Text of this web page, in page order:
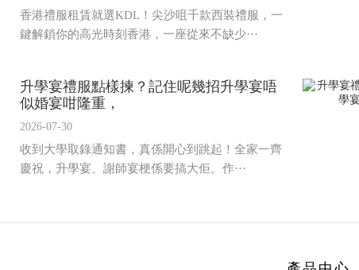
香港禮服租賃就選KDL！尖沙咀千款西裝禮服，一
鍵解鎖你的高光時刻香港，一座從來不缺少···
升學宴禮服點樣揀？記住呢幾招升學宴唔
似婚宴咁隆重，
2026-07-30
收到大學取錄通知書，真係開心到跳起！全家一齊
慶祝，升學宴、謝師宴梗係要搞大佢。作···